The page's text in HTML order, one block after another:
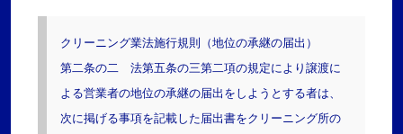
クリーニング業法施行規則（地位の承継の届出）
第二条の二 法第五条の三第二項の規定により譲渡に
よる営業者の地位の承継の届出をしようとする者は、
次に掲げる事項を記載した届出書をクリーニング所の